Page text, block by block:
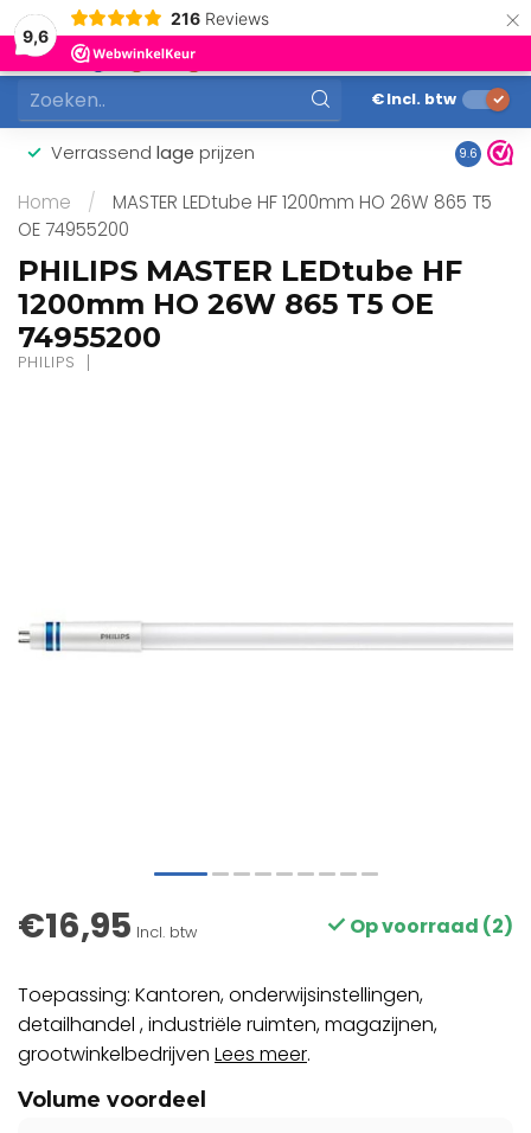
9,6
216 Reviews ×
MENU
0
€Incl. btw
Verrassend lage prijzen 9.6
Home /
MASTER LEDtube HF 1200mm HO 26W 865 T5
OE 74955200
PHILIPS MASTER LEDtube HF
1200mm HO 26W 865 T5 OE
74955200
PHILIPS
€16,95 Incl. btw Op voorraad (2)
Toepassing: Kantoren, onderwijsinstellingen,
detailhandel , industriële ruimten, magazijnen,
grootwinkelbedrijven Lees meer.
Volume voordeel